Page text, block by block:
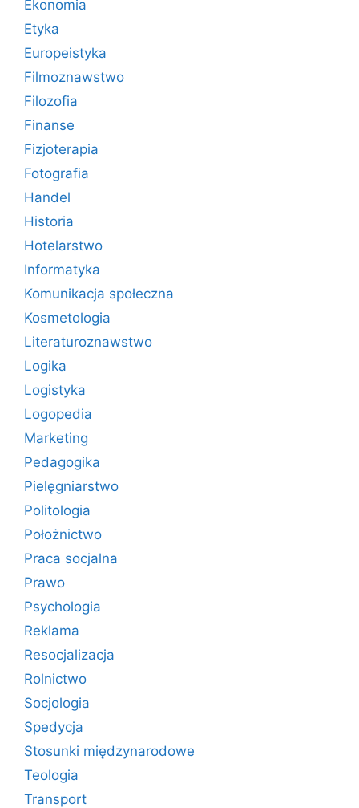
Ekonomia
Etyka
Europeistyka
Filmoznawstwo
Filozofia
Finanse
Fizjoterapia
Fotografia
Handel
Historia
Hotelarstwo
Informatyka
Komunikacja społeczna
Kosmetologia
Literaturoznawstwo
Logika
Logistyka
Logopedia
Marketing
Pedagogika
Pielęgniarstwo
Politologia
Położnictwo
Praca socjalna
Prawo
Psychologia
Reklama
Resocjalizacja
Rolnictwo
Socjologia
Spedycja
Stosunki międzynarodowe
Teologia
Transport